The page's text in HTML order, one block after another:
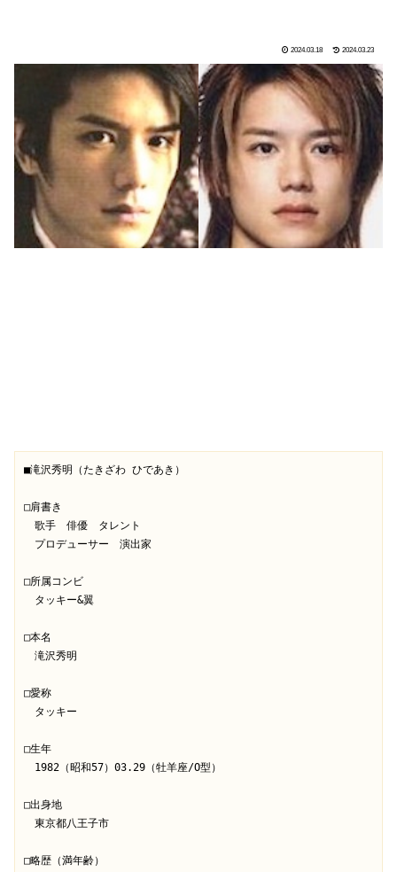
2024.03.18 2024.03.23
■滝沢秀明（たきざわ ひであき）
□肩書き
歌手　俳優　タレント
プロデューサー　演出家
□所属コンビ
タッキー&翼
□本名
滝沢秀明
□愛称
タッキー
□生年
1982（昭和57）03.29（牡羊座/O型）
□出身地
東京都八王子市
□略歴（満年齢）